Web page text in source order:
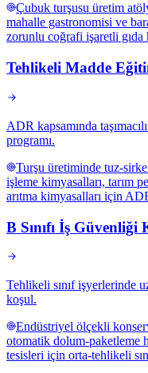
Çubuk turşusu üretim
mahalle gastronomisi ve
zorunlu coğrafi işaretli gıda
Tehlikeli Madde
ADR kapsamında
programı.
Turşu üretiminde tuz-
işleme kimyasalları, tarım
arıtma kimyasalları için
B Sınıfı İş Güvenliği
Tehlikeli sınıf işyerlerinde
koşul.
Endüstriyel ölçekli
otomatik dolum-paketleme
tesisleri için orta-tehlikeli